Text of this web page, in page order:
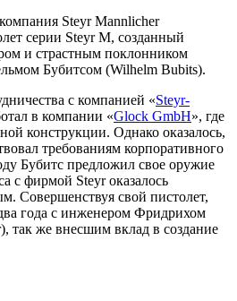
Steyr Mannlicher
серии Steyr M, созданный
и страстным поклонником
Бубитсом (Wilhelm Bubits).
с компанией «Steyr-
в компании «Glock GmbH», где
конструкции. Однако оказалось,
требованиям корпоративного
Бубитс предложил свое оружие
с фирмой Steyr оказалось
Совершенствуя свой пистолет,
года с инженером Фридрихом
так же внесшим вклад в создание